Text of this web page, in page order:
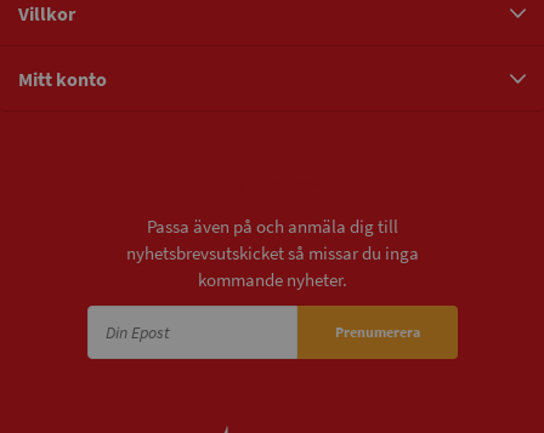
Villkor
Mitt konto
Passa även på och anmäla dig till
nyhetsbrevsutskicket så missar du inga
kommande nyheter.
Prenumerera